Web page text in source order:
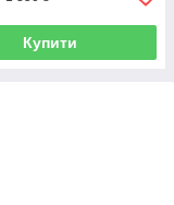
Купити